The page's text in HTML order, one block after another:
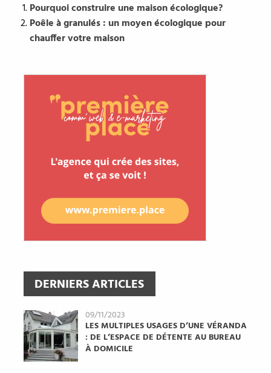
Pourquoi construire une maison écologique?
Poêle à granulés : un moyen écologique pour
chauffer votre maison
DERNIERS ARTICLES
09/11/2023
LES MULTIPLES USAGES D’UNE VÉRANDA
: DE L’ESPACE DE DÉTENTE AU BUREAU
À DOMICILE